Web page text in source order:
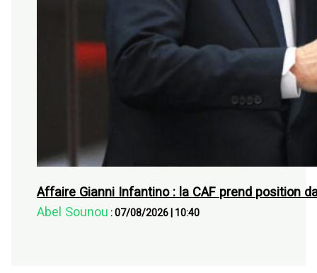
Affaire Gianni Infantino : la CAF prend position
Abel Sounou :07/08/2026 10:40